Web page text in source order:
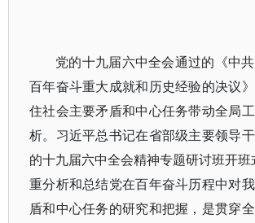
党的十九届六中全会通过的《中
百年奋斗重大成就和历史经验的决议
住社会主要矛盾和中心任务带动全局
析。习近平总书记在省部级主要领导
的十九届六中全会精神专题研讨班开班
重分析和总结党在百年奋斗历程中对
盾和中心任务的研究和把握，是贯穿